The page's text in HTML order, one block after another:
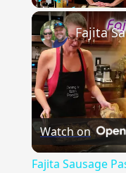
Play Unmute
Watch on
Fajita Sausage